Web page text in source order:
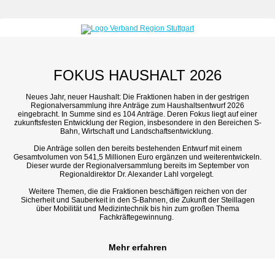
FOKUS HAUSHALT 2026
Neues Jahr, neuer Haushalt: Die Fraktionen haben in der gestrigen
Regionalversammlung ihre Anträge zum Haushaltsentwurf 2026
eingebracht. In Summe sind es 104 Anträge. Deren Fokus liegt auf einer
zukunftsfesten Entwicklung der Region, insbesondere in den Bereichen S-
Bahn, Wirtschaft und Landschaftsentwicklung.
Die Anträge sollen den bereits bestehenden Entwurf mit einem
Gesamtvolumen von 541,5 Millionen Euro ergänzen und weiterentwickeln.
Dieser wurde der Regionalversammlung bereits im September von
Regionaldirektor Dr. Alexander Lahl vorgelegt.
Weitere Themen, die die Fraktionen beschäftigen reichen von der
Sicherheit und Sauberkeit in den S-Bahnen, die Zukunft der Steillagen
über Mobilität und Medizintechnik bis hin zum großen Thema
Fachkräftegewinnung.
Mehr erfahren